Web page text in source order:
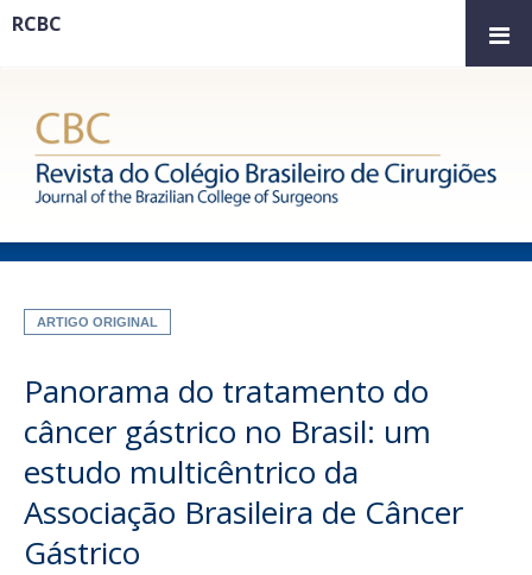
ARTIGO ORIGINAL
Panorama do tratamento do
câncer gástrico no Brasil: um
estudo multicêntrico da
Associação Brasileira de Câncer
Gástrico
RCBC